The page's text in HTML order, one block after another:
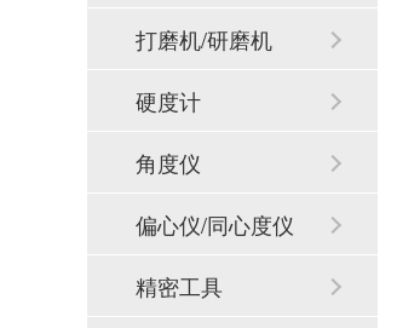
系统
打磨机/研磨机
硬度计
角度仪
偏心仪/同心度仪
精密工具